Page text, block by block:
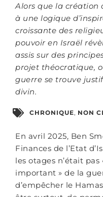
Alors que la création
à une logique
croissante des
pouvoir en Israël
assis sur des
projet théocratique,
guerre se trouve
divin.
CHRONIQUE, NON
En avril 2025, Ben
Finances de l’Etat
les otages n’était pas
important » de la
d’empêcher le